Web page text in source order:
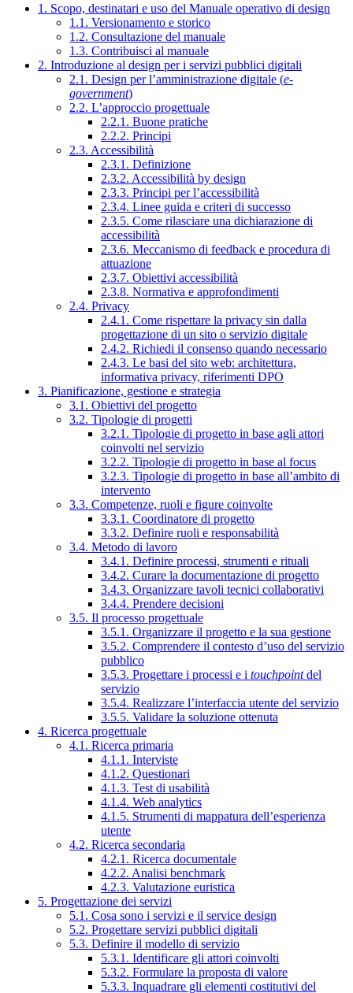
1. Scopo, destinatari e uso del Manuale operativo di design
1.1. Versionamento e storico
1.2. Consultazione del manuale
1.3. Contribuisci al manuale
2. Introduzione al design per i servizi pubblici digitali
2.1. Design per l’amministrazione digitale (e-
government)
2.2. L’approccio progettuale
2.2.1. Buone pratiche
2.2.2. Principi
2.3. Accessibilità
2.3.1. Definizione
2.3.2. Accessibilità by design
2.3.3. Principi per l’accessibilità
2.3.4. Linee guida e criteri di successo
2.3.5. Come rilasciare una dichiarazione di
accessibilità
2.3.6. Meccanismo di feedback e procedura di
attuazione
2.3.7. Obiettivi accessibilità
2.3.8. Normativa e approfondimenti
2.4. Privacy
2.4.1. Come rispettare la privacy sin dalla
progettazione di un sito o servizio digitale
2.4.2. Richiedi il consenso quando necessario
2.4.3. Le basi del sito web: architettura,
informativa privacy, riferimenti DPO
3. Pianificazione, gestione e strategia
3.1. Obiettivi del progetto
3.2. Tipologie di progetti
3.2.1. Tipologie di progetto in base agli attori
coinvolti nel servizio
3.2.2. Tipologie di progetto in base al focus
3.2.3. Tipologie di progetto in base all’ambito di
intervento
3.3. Competenze, ruoli e figure coinvolte
3.3.1. Coordinatore di progetto
3.3.2. Definire ruoli e responsabilità
3.4. Metodo di lavoro
3.4.1. Definire processi, strumenti e rituali
3.4.2. Curare la documentazione di progetto
3.4.3. Organizzare tavoli tecnici collaborativi
3.4.4. Prendere decisioni
3.5. Il processo progettuale
3.5.1. Organizzare il progetto e la sua gestione
3.5.2. Comprendere il contesto d’uso del servizio
pubblico
3.5.3. Progettare i processi e i touchpointdel
servizio
3.5.4. Realizzare l’interfaccia utente del servizio
3.5.5. Validare la soluzione ottenuta
4. Ricerca progettuale
4.1. Ricerca primaria
4.1.1. Interviste
4.1.2. Questionari
4.1.3. Test di usabilità
4.1.4. Web analytics
4.1.5. Strumenti di mappatura dell’esperienza
utente
4.2. Ricerca secondaria
4.2.1. Ricerca documentale
4.2.2. Analisi benchmark
4.2.3. Valutazione euristica
5. Progettazione dei servizi
5.1. Cosa sono i servizi e il service design
5.2. Progettare servizi pubblici digitali
5.3. Definire il modello di servizio
5.3.1. Identificare gli attori coinvolti
5.3.2. Formulare la proposta di valore
5.3.3. Inquadrare gli elementi costitutivi del